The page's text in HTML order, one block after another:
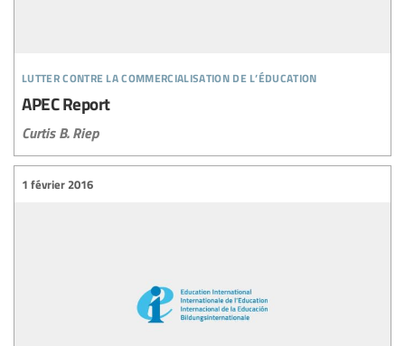
lutter contre la commercialisation de l’éducation
APEC Report
Curtis B. Riep
1 février 2016